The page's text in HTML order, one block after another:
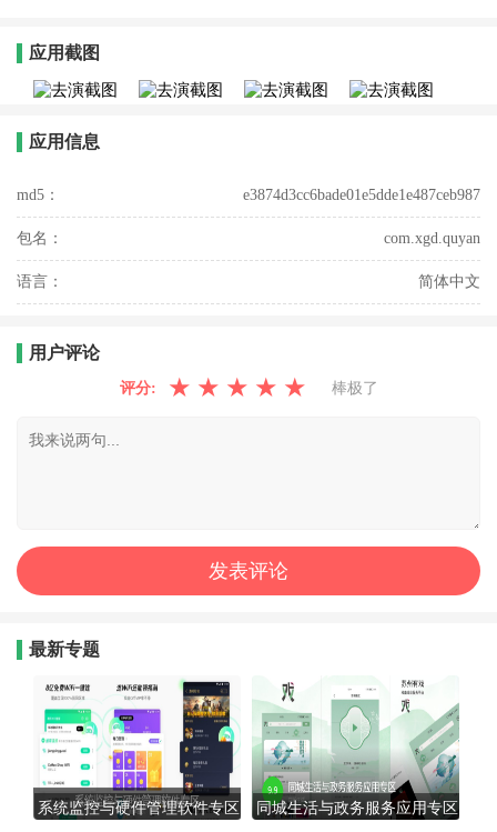
应用截图
应用信息
md5： e3874d3cc6bade01e5dde1e487ceb987
包名： com.xgd.quyan
语言： 简体中文
用户评论
评分: ★ ★ ★ ★ ★ 棒极了
最新专题
系统监控与硬件管理软件专区 同城生活与政务服务应用专区